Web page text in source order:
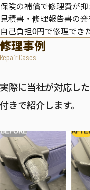
保険の補償で修理費が抑
見積書・修理報告書の
自己負担0円で修理でき
修理事例
Repair Cases
実際に当社が対応し
付きで紹介します。
BEFORE